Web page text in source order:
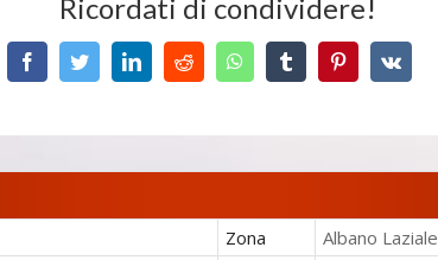
Ricordati di condividere!
FacebookTwitterLinkedInRedditWhatsAppTumblrPinterestVk
Zona
Albano Laziale